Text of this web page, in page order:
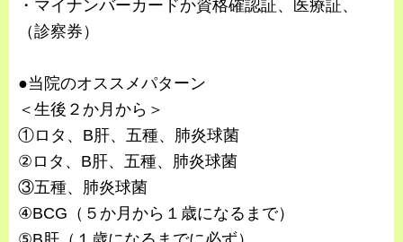
・マイナンバーカードか資格確認証、医療証、
（診察券）
●当院のオススメパターン
＜生後２か月から＞
①ロタ、B肝、五種、肺炎球菌
②ロタ、B肝、五種、肺炎球菌
③五種、肺炎球菌
④BCG（５か月から１歳になるまで）